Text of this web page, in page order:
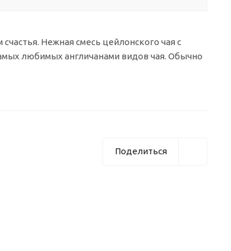
Нежная смесь цейлонского чая с
любимых англичанами видов чая. Обычно
Поделиться